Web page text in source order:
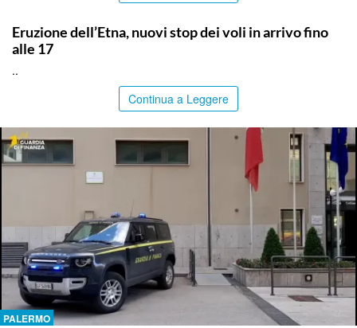
Eruzione dell’Etna, nuovi stop dei voli in arrivo fino
alle 17
..
Continua a Leggere
PALERMO